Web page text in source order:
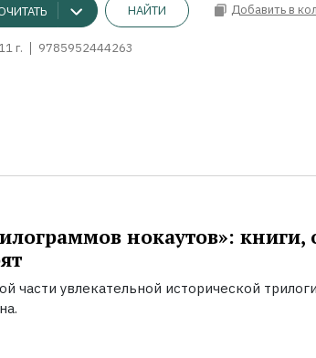
НАЙТИ Добавить в
г. 9785952444263
нокаутов»: книги,
части увлекательной исторической